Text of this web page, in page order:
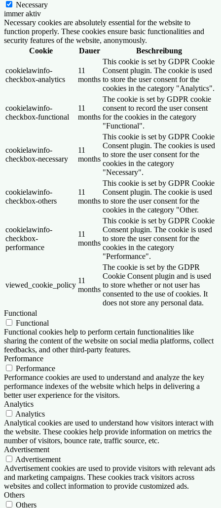
Necessary
immer aktiv
Necessary cookies are absolutely essential for the website to
function properly. These cookies ensure basic functionalities and
security features of the website, anonymously.
Cookie
Dauer Beschreibung
cookielawinfo-
checkbox-analytics
11
months
This cookie is set by GDPR Cookie
Consent plugin. The cookie is used
to store the user consent for the
cookies in the category "Analytics".
cookielawinfo-
checkbox-functional
11
months
The cookie is set by GDPR cookie
consent to record the user consent
for the cookies in the category
"Functional".
cookielawinfo-
checkbox-necessary
11
months
This cookie is set by GDPR Cookie
Consent plugin. The cookies is used
to store the user consent for the
cookies in the category
"Necessary".
cookielawinfo-
checkbox-others
11
months
This cookie is set by GDPR Cookie
Consent plugin. The cookie is used
to store the user consent for the
cookies in the category "Other.
cookielawinfo-
checkbox-
performance
11
months
This cookie is set by GDPR Cookie
Consent plugin. The cookie is used
to store the user consent for the
cookies in the category
"Performance".
viewed_cookie_policy
11
months
The cookie is set by the GDPR
Cookie Consent plugin and is used
to store whether or not user has
consented to the use of cookies. It
does not store any personal data.
Functional
Functional
Functional cookies help to perform certain functionalities like
sharing the content of the website on social media platforms, collect
feedbacks, and other third-party features.
Performance
Performance
Performance cookies are used to understand and analyze the key
performance indexes of the website which helps in delivering a
better user experience for the visitors.
Analytics
Analytics
Analytical cookies are used to understand how visitors interact with
the website. These cookies help provide information on metrics the
number of visitors, bounce rate, traffic source, etc.
Advertisement
Advertisement
Advertisement cookies are used to provide visitors with relevant ads
and marketing campaigns. These cookies track visitors across
websites and collect information to provide customized ads.
Others
Others